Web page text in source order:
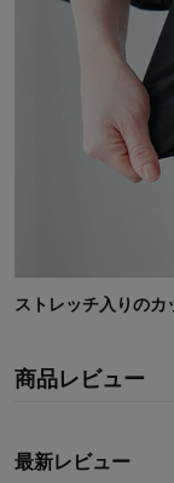
ストレッチ入りの
商品レビュー
最新レビュー